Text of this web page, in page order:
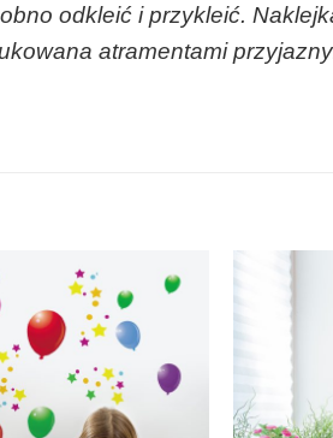
odkleić i przykleić.
atramentami